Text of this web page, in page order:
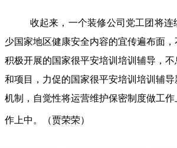
收起来，一个装修公司党工团将
少国家地区健康安全内容的宜传遍布面
积极开展的国家很平安培训培训辅导，
和项目，力促的国家很平安培训培训辅
机制，自觉性将运营维护保密制度做工
作上中。（贾荣荣）